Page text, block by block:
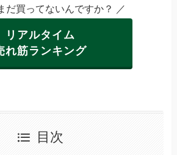
だ買ってないんですか？ ／
リアルタイム
れ筋ランキング
目次